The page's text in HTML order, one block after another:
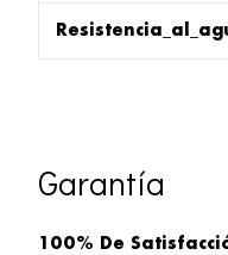
Garantía
100% De